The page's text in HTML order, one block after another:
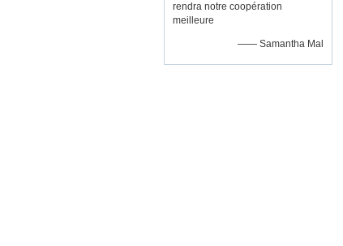
rendra notre coopération
meilleure
—— Samantha Mal